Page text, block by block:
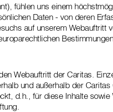
fühlen uns einem
Daten - von deren
auf unserem Webauftritt
Webauftritt der Caritas.
und außerhalb der Caritas
d.h., für diese Inhalte sowie